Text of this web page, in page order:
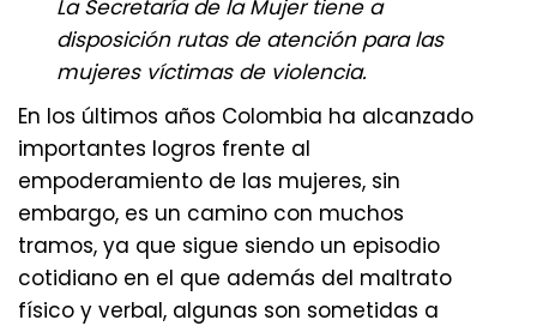
La Secretaría de la Mujer tiene a
disposición rutas de atención para las
mujeres víctimas de violencia.
En los últimos años Colombia ha alcanzado
importantes logros frente al
empoderamiento de las mujeres, sin
embargo, es un camino con muchos
tramos, ya que sigue siendo un episodio
cotidiano en el que además del maltrato
físico y verbal, algunas son sometidas a